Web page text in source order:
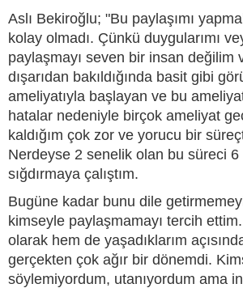
Aslı Bekiroğlu; "Bu paylaşımı
kolay olmadı. Çünkü duygularımı
paylaşmayı seven bir insan değilim
dışarıdan bakıldığında basit gibi
ameliyatıyla başlayan ve bu
hatalar nedeniyle birçok ameliyat
kaldığım çok zor ve yorucu bir
Nerdeyse 2 senelik olan bu süreci 6
sığdırmaya çalıştım.
Bugüne kadar bunu dile
kimseyle paylaşmamayı tercih
olarak hem de yaşadıklarım
gerçekten çok ağır bir dönemdi.
söylemiyordum, utanıyordum ama